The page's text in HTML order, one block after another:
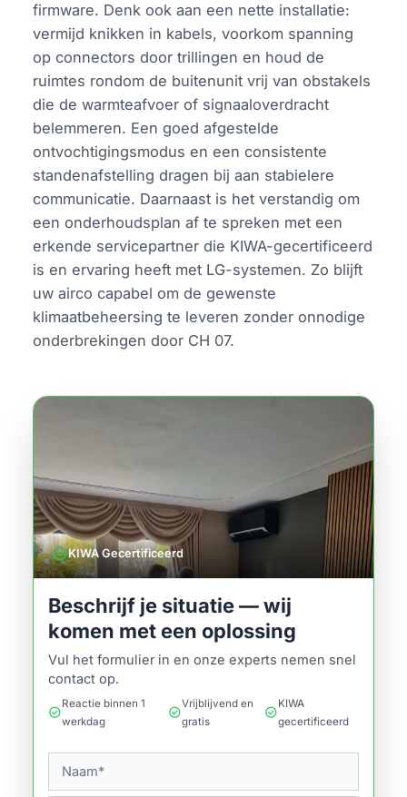
firmware. Denk ook aan een nette installatie:
vermijd knikken in kabels, voorkom spanning
op connectors door trillingen en houd de
ruimtes rondom de buitenunit vrij van obstakels
die de warmteafvoer of signaaloverdracht
belemmeren. Een goed afgestelde
ontvochtigingsmodus en een consistente
standenafstelling dragen bij aan stabielere
communicatie. Daarnaast is het verstandig om
een onderhoudsplan af te spreken met een
erkende servicepartner die KIWA-gecertificeerd
is en ervaring heeft met LG-systemen. Zo blijft
uw airco capabel om de gewenste
klimaatbeheersing te leveren zonder onnodige
onderbrekingen door CH 07.
verifiedKIWA Gecertificeerd
Beschrijf je situatie — wij
komen met een oplossing
Vul het formulier in en onze experts nemen snel
contact op.
check_circle
Reactie binnen 1
werkdag
check_circle
Vrijblijvend en
gratis
check_circle
KIWA
gecertificeerd